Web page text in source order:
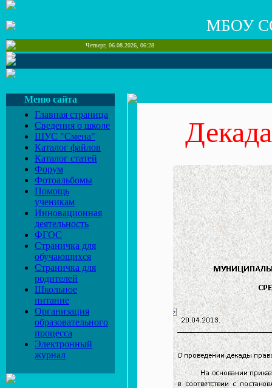
МБОУ
Четверг, 06.08.2026, 06:28
Меню сайта
Главная страница
Сведения о школе
ШУС "Смена"
Каталог файлов
Каталог статей
Форум
Фотоальбомы
Помощь
ученикам
Инновационная
деятельность
ФГОС
Страничка для
обучающихся
Страничка для
родителей
Школьное
питание
Организация
образовательного
процесса
Электронный
журнал